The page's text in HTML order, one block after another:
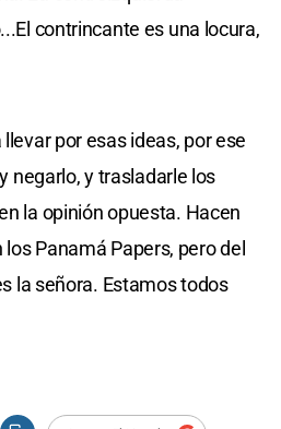
contrincante es una locura,
por esas ideas, por ese
negarlo, y trasladarle los
la opinión opuesta. Hacen
Panamá Papers, pero del
la señora. Estamos todos